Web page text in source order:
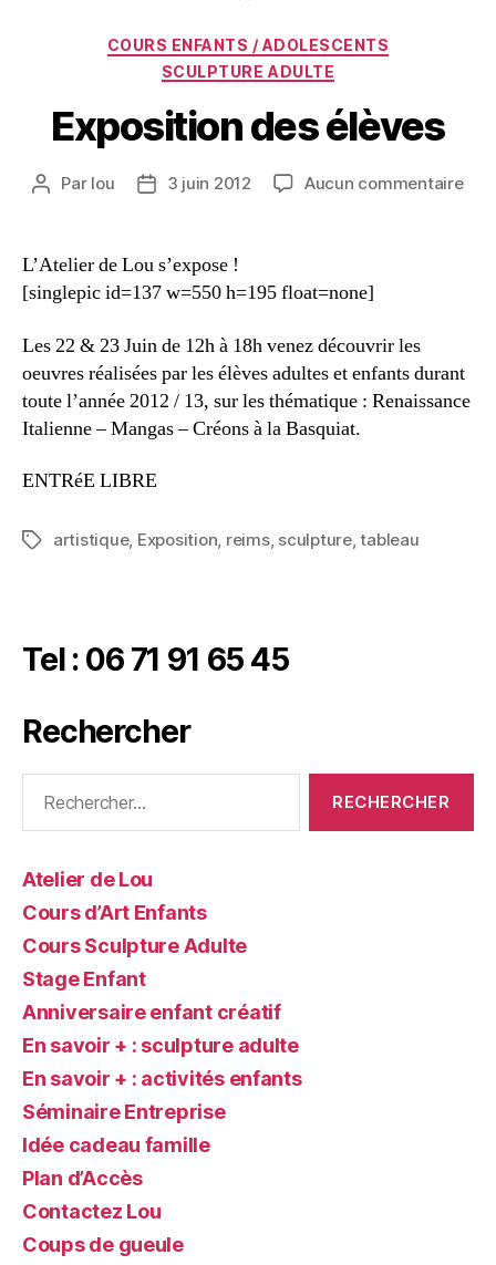
COURS ENFANTS / ADOLESCENTS
SCULPTURE ADULTE
Exposition des élèves
Par lou 3 juin 2012 Aucun commentaire
L’Atelier de Lou s’expose !
[singlepic id=137 w=550 h=195 float=none]
Les 22 & 23 Juin de 12h à 18h venez découvrir les
oeuvres réalisées par les élèves adultes et enfants durant
toute l’année 2012 / 13, sur les thématique : Renaissance
Italienne – Mangas – Créons à la Basquiat.
ENTRéE LIBRE
artistique, Exposition, reims, sculpture,tableau
Tel : 06 71 91 65 45
Rechercher
Atelier de Lou
Cours d’Art Enfants
Cours Sculpture Adulte
Stage Enfant
Anniversaire enfant créatif
En savoir + : sculpture adulte
En savoir + : activités enfants
Séminaire Entreprise
Idée cadeau famille
Plan d’Accès
Contactez Lou
Coups de gueule